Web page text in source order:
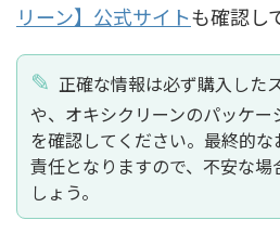
リーン】公式サイトも確認し
正確な情報は必ず購入した
や、オキシクリーンのパッケ
を確認してください。最終的
責任となりますので、不安な
しょう。